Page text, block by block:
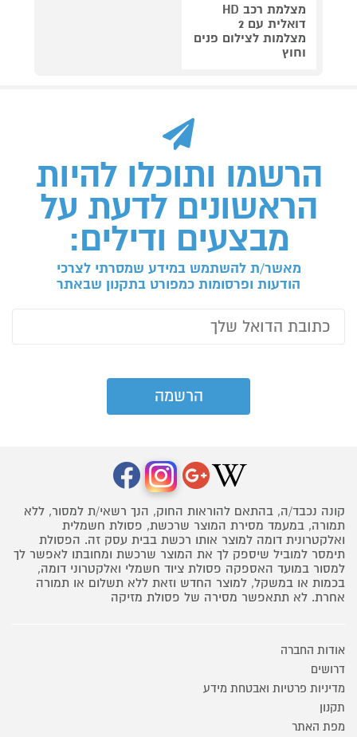
מצלמת רכב HD
דואלית עם 2
מצלמות לצילום פנים
וחוץ
הרשמו ותוכלו להיות
הראשונים לדעת על
מבצעים ודילים:
מאשר/ת להשתמש במידע שמסרתי לצרכי
הודעות ופרסומות כמפורט בתקנון שבאתר
קונה נכבד/ה, בהתאם להוראות החוק, הנך רשאי/ת למסור, ללא
תמורה, במעמד מסירת המוצר שרכשת, פסולת חשמלית
ואלקטרונית דומה למוצר אותו רכשת בבית עסק זה. הפסולת
תימסר למוביל שיספק לך את המוצר שרכשת ומחובתו לאפשר לך
למסור במועד האספקה פסולת ציוד חשמלי ואלקטרוני דומה,
בכמות או במשקל, למוצר החדש וזאת ללא תשלום או תמורה
אחרת. לא תתאפשר מסירה של פסולת מזיקה
אודות החברה
דרושים
מדיניות פרטיות ואבטחת מידע
תקנון
מפת האתר